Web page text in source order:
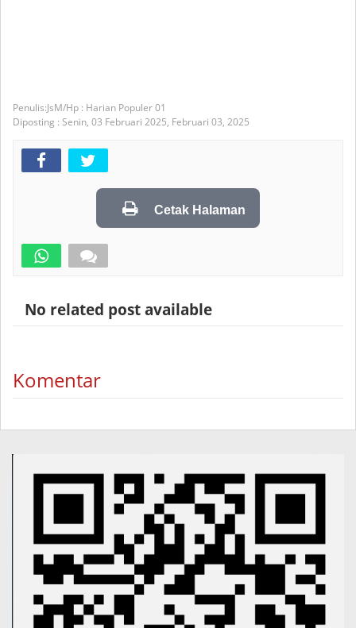
JsM/Hp : Harian Populer 01
Diposting : Senin, 03 Februari 2025, Februari 03, 2025
Cetak Halaman
No related post available
Komentar